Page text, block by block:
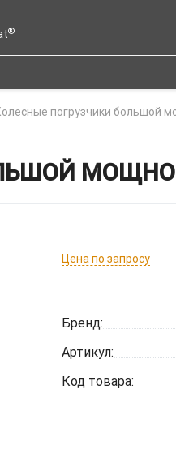
®
погрузчики большой
Цена по запросу
Бренд:
Артикул:
Код товара: